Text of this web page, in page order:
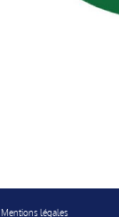
Mentions légales